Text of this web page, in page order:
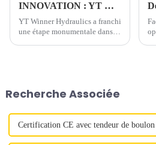
INNOVATION : YT Winner Hydraulics livre avec succès un vérin hydraulique à double action de 2 500 tonnes pour des tests de pieux de 24 heures
YT Winner Hydraulics a franchi
une étape monumentale dans
pour répondre aux...
Recherche Associée
Certification CE avec tendeur de